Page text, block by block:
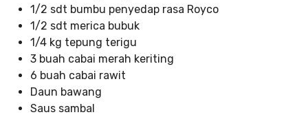
1/2 sdt bumbu penyedap rasa Royco
1/2 sdt merica bubuk
1/4 kg tepung terigu
3 buah cabai merah keriting
6 buah cabai rawit
Daun bawang
Saus sambal